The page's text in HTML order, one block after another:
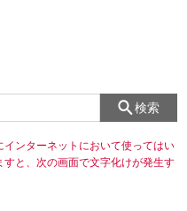
検索
ンターネットにおいて使ってはい
と、次の画面で文字化けが発生す